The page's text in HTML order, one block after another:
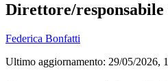
Direttore/
Federica Bonfatti
Ultimo aggiornamento: 29/05/2026,